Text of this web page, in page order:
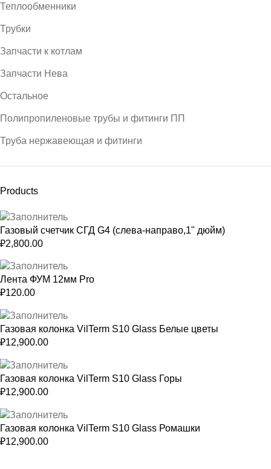
Теплообменники
Трубки
Запчасти к котлам
Запчасти Нева
Остальное
Полипропиленовые трубы и фитинги ПП
Труба нержавеющая и фитинги
Products
Газовый счетчик СГД G4 (слева-направо,1" дюйм)
₽2,800.00
Лента ФУМ 12мм Pro
₽120.00
Газовая колонка VilTerm S10 Glass Белые цветы
₽12,900.00
Газовая колонка VilTerm S10 Glass Горы
₽12,900.00
Газовая колонка VilTerm S10 Glass Ромашки
₽12,900.00